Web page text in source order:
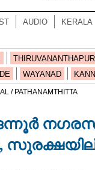
AUDIO KERALA
WAYANAD
/ PATHANAMTHITTA